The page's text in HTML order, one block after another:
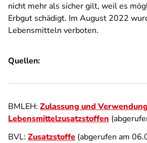
nicht mehr als sicher gilt, weil es
Erbgut schädigt. Im August 2022
Lebensmitteln verboten.
Quellen:
BMLEH: Zulassung und
Lebensmittelzusatzstoffen
BVL: Zusatzstoffe (abgerufen am